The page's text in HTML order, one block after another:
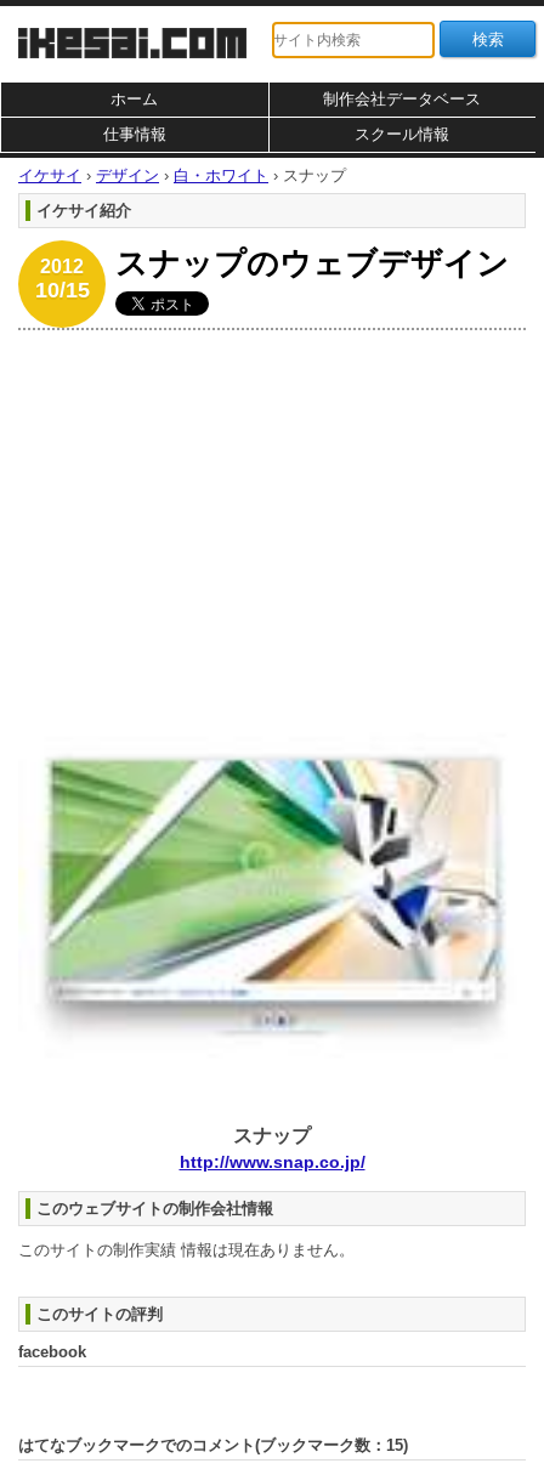
ホーム
制作会社データベース
仕事情報
スクール情報
イケサイ › デザイン › 白・ホワイト › スナップ
イケサイ紹介
2012
10/15
スナップのウェブデザイン
スナップ
http://www.snap.co.jp/
このウェブサイトの制作会社情報
このサイトの制作実績 情報は現在ありません。
このサイトの評判
facebook
はてなブックマークでのコメント(ブックマーク数： 15)